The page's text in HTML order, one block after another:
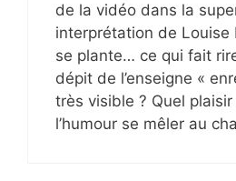
de la vidéo dans la
interprétation de Louise
se plante… ce qui fait
dépit de l’enseigne «
très visible ? Quel
l’humour se mêler au